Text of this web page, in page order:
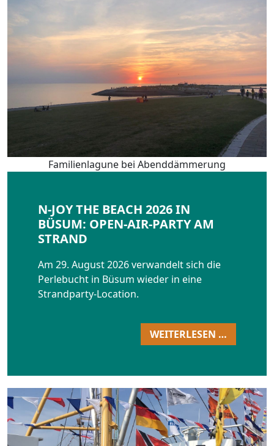
Familienlagune bei Abenddämmerung
N-JOY THE BEACH 2026 IN
BÜSUM: OPEN-AIR-PARTY AM
STRAND
Am 29. August 2026 verwandelt sich die
Perlebucht in Büsum wieder in eine
Strandparty-Location.
WEITERLESEN …